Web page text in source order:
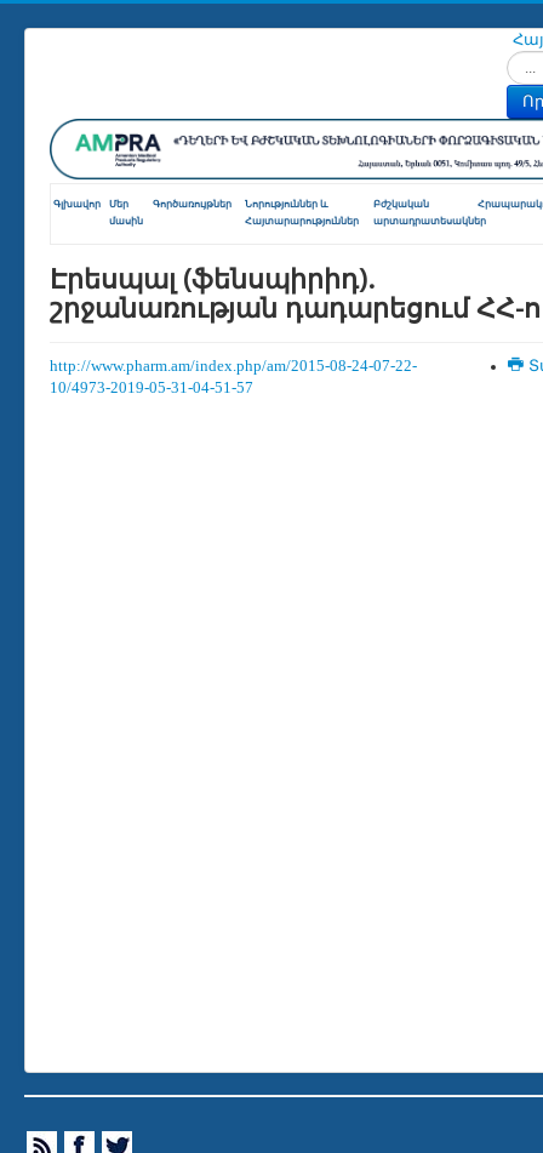
Գլխավոր
Մեր
մասին
Գործառույթներ
Նորություններ և
Հայտարարություններ
Բժշկական
արտադրատեսակներ
Էրեսպալ (ֆենսպիրիդ).
շրջանառության դադարեցում ՀՀ-
http://www.pharm.am/index.php/am/2015-08-24-07-22-
10/4973-2019-05-31-04-51-57